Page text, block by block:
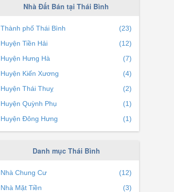
Nhà Đất Bán tại Thái Bình
Thành phố Thái Bình
(23)
Huyện Tiền Hải
(12)
Huyện Hưng Hà
(7)
Huyện Kiến Xương
(4)
Huyện Thái Thuỵ
(2)
Huyện Quỳnh Phụ
(1)
Huyện Đông Hưng
(1)
Danh mục Thái Bình
Nhà Chung Cư
(12)
Nhà Mặt Tiền
(3)